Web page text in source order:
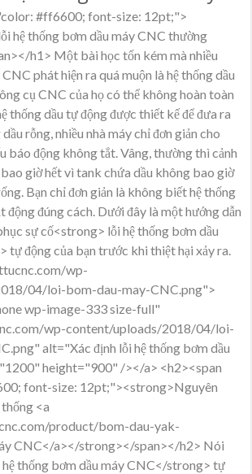
#ff6600; font-size: 12pt;">
hệ thống bơm dầu máy CNC thường
h1> Một bài học tốn kém mà nhiều
phát hiện ra quá muộn là hệ thống dầu
cụ CNC của họ có thể không hoàn toàn
thống dầu tự động được thiết kế để đưa ra
rỗng, nhiều nhà máy chỉ đơn giản cho
báo động không tắt. Vâng, thường thì cảnh
giờ hết vì tank chứa dầu không bao giờ
Bạn chỉ đơn giản là không biết hệ thống
đúng cách. Dưới đây là một hướng dẫn
sự cố<strong> lỗi hệ thống bơm dầu
tự động của bạn trước khi thiệt hại xảy ra.
wp-
04/loi-bom-dau-may-CNC.png">
wp-image-333 size-full"
wp-content/uploads/2018/04/loi-
alt="Xác định lỗi hệ thống bơm dầu
height="900" /></a> <h2><span
font-size: 12pt;"><strong>Nguyên
thống <a
product/bom-dau-yak-
CNC</a></strong></span></h2> Nói
thống bơm dầu máy CNC</strong> tự